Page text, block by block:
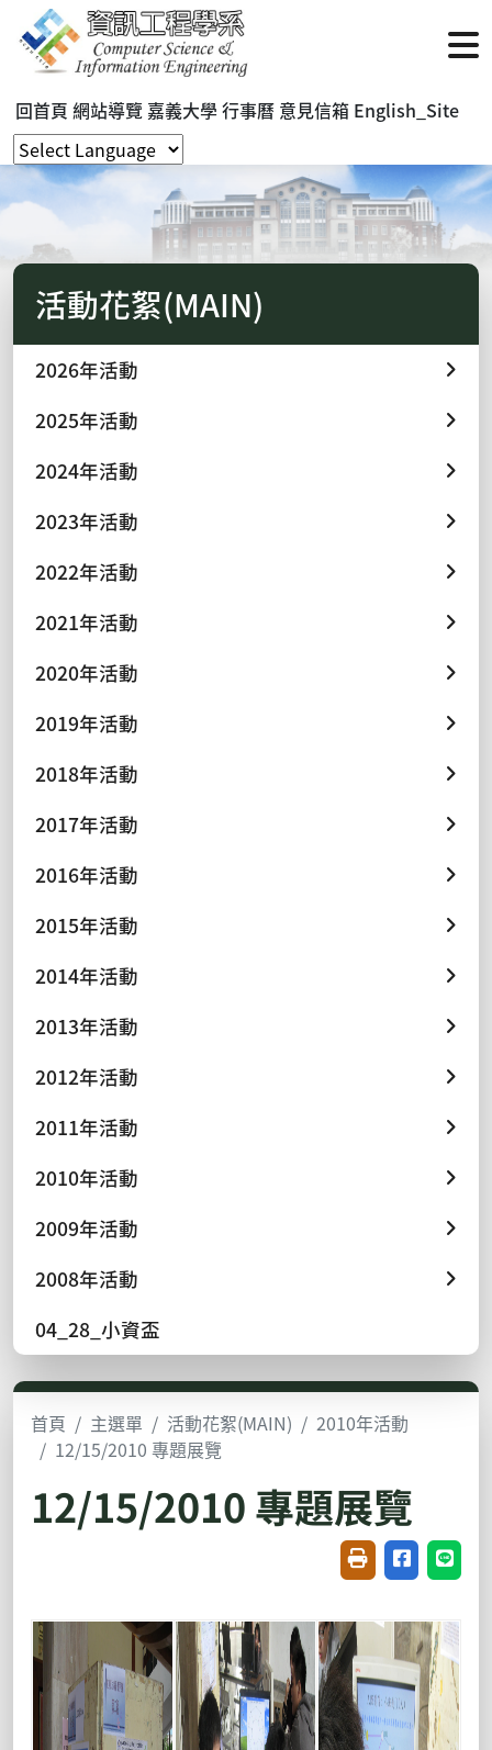
回首頁 網站導覽 嘉義大學行事曆 意見信箱 English_Site
活動花絮(MAIN)
2026年活動
2025年活動
2024年活動
2023年活動
2022年活動
2021年活動
2020年活動
2019年活動
2018年活動
2017年活動
2016年活動
2015年活動
2014年活動
2013年活動
2012年活動
2011年活動
2010年活動
2009年活動
2008年活動
04_28_小資盃
首頁 主選單 活動花絮(MAIN)
2010年活動
12/15/2010 專題展覽
12/15/2010 專題展覽
友善列印(開新視
分享至臉書
分享